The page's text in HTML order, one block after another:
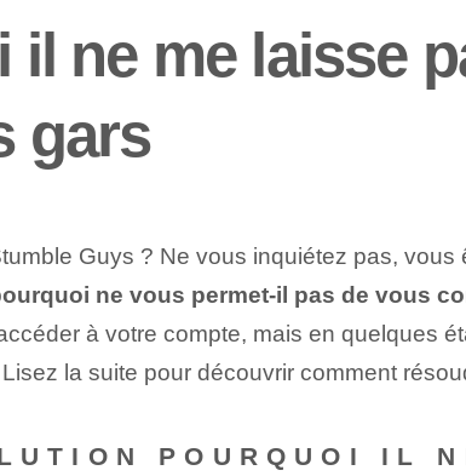
ne me laisse
gars
Guys ? Ne vous inquiétez pas,
ne vous permet-il pas de vous
à votre compte, mais en quelques
la suite pour découvrir comment
POURQUOI IL